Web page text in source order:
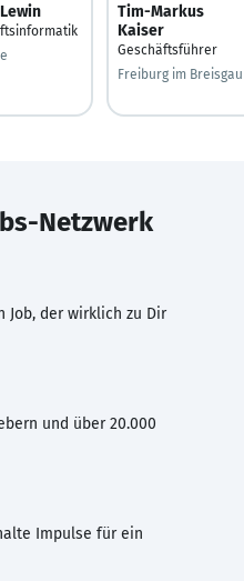
Tim-Markus
Kaiser
Geschäftsführer
Freiburg im Breisgau
Netzwerk
Job, der wirklich zu Dir
und über 20.000
Impulse für ein